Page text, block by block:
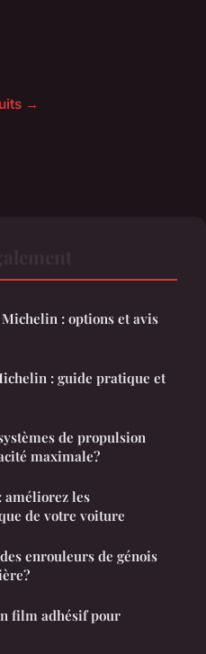
→
: options et avis
: guide pratique et
de propulsion
maximale?
améliorez les
de votre voiture
enrouleurs de génois
film adhésif pour